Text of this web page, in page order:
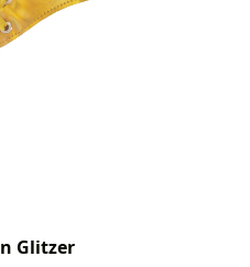
Glitzer